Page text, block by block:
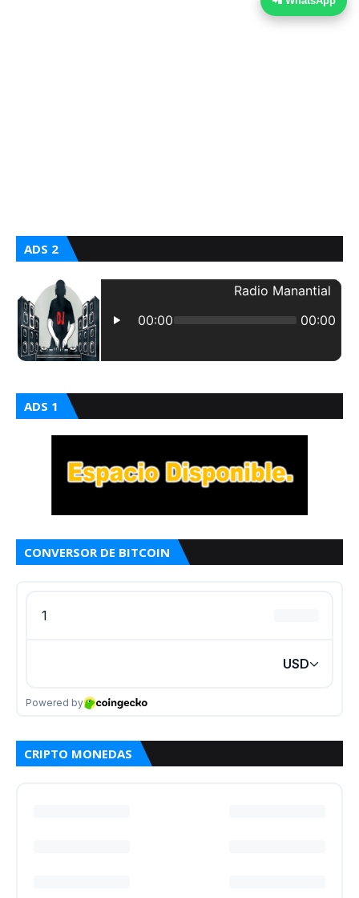
ADS 2
ADS 1
CONVERSOR DE BITCOIN
CRIPTO MONEDAS